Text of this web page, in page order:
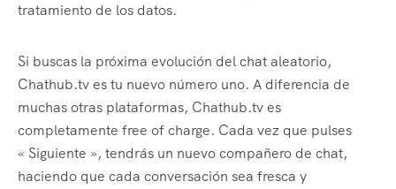
tratamiento de los datos.
Si buscas la próxima evolución del chat aleatorio,
Chathub.tv es tu nuevo número uno. A diferencia de
muchas otras plataformas, Chathub.tv es
completamente free of charge. Cada vez que pulses
« Siguiente », tendrás un nuevo compañero de chat,
haciendo que cada conversación sea fresca y